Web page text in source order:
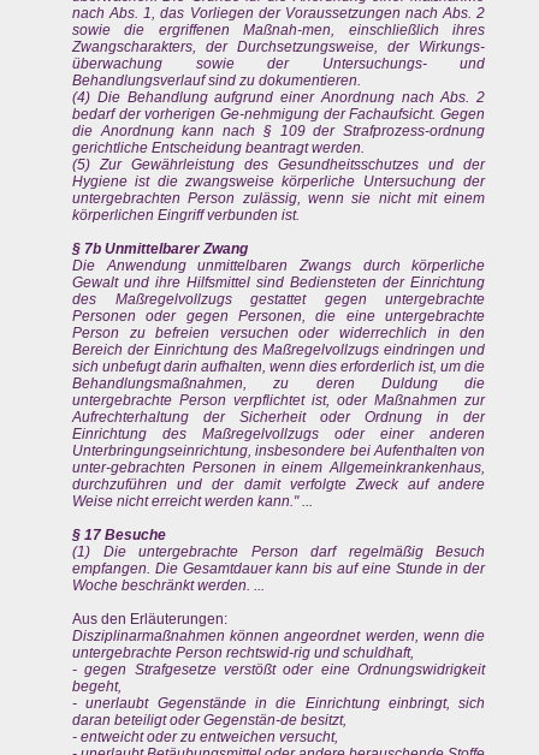
nach Abs. 1, das Vorliegen der Voraussetzungen nach Abs. 2
sowie die ergriffenen Maßnah-men, einschließlich ihres
Zwangscharakters, der Durchsetzungsweise, der Wirkungs-
überwachung sowie der Untersuchungs- und
Behandlungsverlauf sind zu dokumentieren.
(4) Die Behandlung aufgrund einer Anordnung nach Abs. 2
bedarf der vorherigen Ge-nehmigung der Fachaufsicht. Gegen
die Anordnung kann nach § 109 der Strafprozess-ordnung
gerichtliche Entscheidung beantragt werden.
(5) Zur Gewährleistung des Gesundheitsschutzes und der
Hygiene ist die zwangsweise körperliche Untersuchung der
untergebrachten Person zulässig, wenn sie nicht mit einem
körperlichen Eingriff verbunden ist.
§ 7b Unmittelbarer Zwang
Die Anwendung unmittelbaren Zwangs durch körperliche
Gewalt und ihre Hilfsmittel sind Bediensteten der Einrichtung
des Maßregelvollzugs gestattet gegen untergebrachte
Personen oder gegen Personen, die eine untergebrachte
Person zu befreien versuchen oder widerrechlich in den
Bereich der Einrichtung des Maßregelvollzugs eindringen und
sich unbefugt darin aufhalten, wenn dies erforderlich ist, um die
Behandlungsmaßnahmen, zu deren Duldung die
untergebrachte Person verpflichtet ist, oder Maßnahmen zur
Aufrechterhaltung der Sicherheit oder Ordnung in der
Einrichtung des Maßregelvollzugs oder einer anderen
Unterbringungseinrichtung, insbesondere bei Aufenthalten von
unter-gebrachten Personen in einem Allgemeinkrankenhaus,
durchzuführen und der damit verfolgte Zweck auf andere
Weise nicht erreicht werden kann." ...
§ 17 Besuche
(1) Die untergebrachte Person darf regelmäßig Besuch
empfangen. Die Gesamtdauer kann bis auf eine Stunde in der
Woche beschränkt werden. ...
Aus den Erläuterungen:
Disziplinarmaßnahmen können angeordnet werden, wenn die
untergebrachte Person rechtswid-rig und schuldhaft,
- gegen Strafgesetze verstößt oder eine Ordnungswidrigkeit
begeht,
- unerlaubt Gegenstände in die Einrichtung einbringt, sich
daran beteiligt oder Gegenstän-de besitzt,
- entweicht oder zu entweichen versucht,